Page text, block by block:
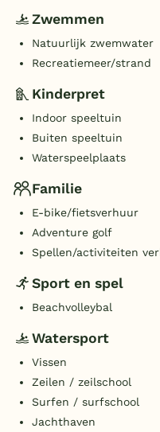
Zwemmen
Natuurlijk zwemwater
Recreatiemeer/strand
Kinderpret
Indoor speeltuin
Buiten speeltuin
Waterspeelplaats
Familie
E-bike/fietsverhuur
Adventure golf
Spellen/activiteiten
Sport en spel
Beachvolleybal
Watersport
Vissen
Zeilen / zeilschool
Surfen / surfschool
Jachthaven